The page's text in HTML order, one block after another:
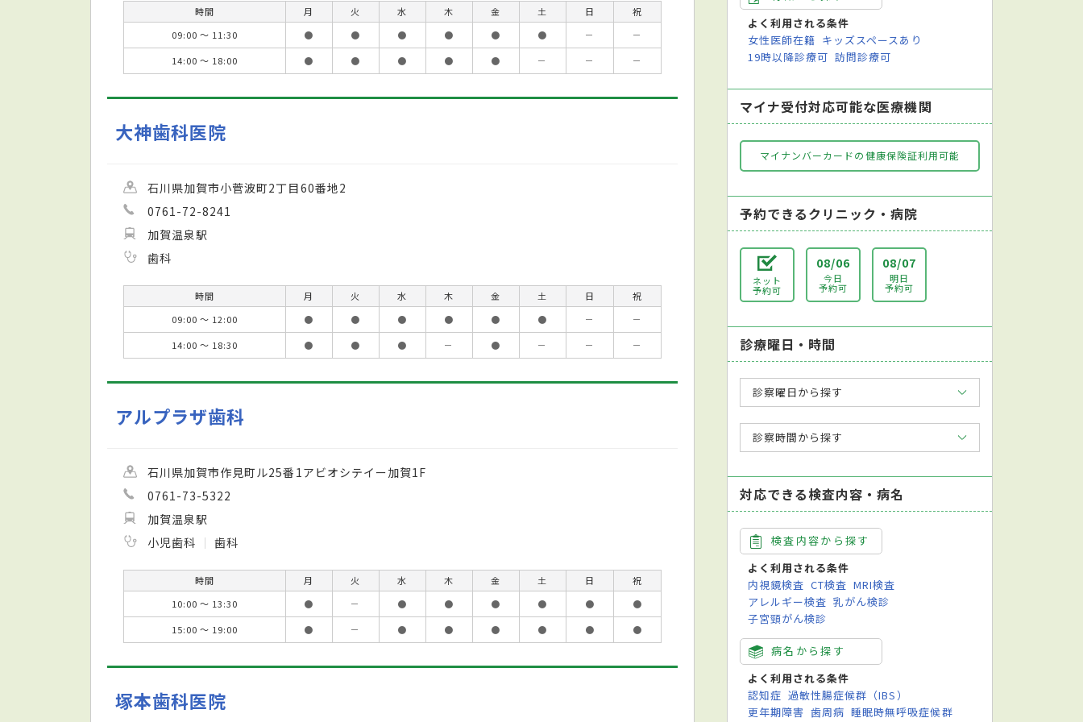
時間 月 火 水 木 金 土 日
祝
09:00 ～ 11:30
● ● ● ● ● ● －
－
14:00 ～ 18:00
● ● ● ● ● － － －
大神歯科医院
石川県加賀市小菅波町2丁目60番地2
0761-72-8241
加賀温泉駅
歯科
時間 月 火 水 木 金 土 日
祝
09:00 ～ 12:00
● ● ● ● ● ● －
－
14:00 ～ 18:30
● ● ● － ● － － －
アルプラザ歯科
石川県加賀市作見町ル25番1アビオシテイー加賀1F
0761-73-5322
加賀温泉駅
小児歯科
歯科
時間 月 火 水 木 金 土 日
祝
10:00 ～ 13:30
● － ● ● ● ● ●
●
15:00 ～ 19:00
● － ● ● ● ● ● ●
塚本歯科医院
よく利用される条件
女性医師在籍 キッズスペースあり
19時以降診療可 訪問診療可
マイナ受付対応可能な医療機関
マイナンバーカードの健康保険証利用可能
予約できるクリニック・病院
ネット
予約可
08/06
今日
予約可
08/07
明日
予約可
診療曜日・時間
診察曜日から探す
診察時間から探す
対応できる検査内容・病名
検査内容から探す
よく利用される条件
内視鏡検査 CT検査 MRI検査
アレルギー検査 乳がん検診
子宮頸がん検診
病名から探す
よく利用される条件
認知症 過敏性腸症候群（IBS）
更年期障害 歯周病 睡眠時無呼吸症候群